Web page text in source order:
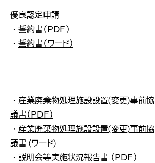
優良認定申請
・ 誓約書（ＰＤＦ）
・ 誓約書（ワード）
・ 産業廃棄物処理施設設置(変更)事前協
議書（ＰＤＦ）
・ 産業廃棄物処理施設設置(変更)事前協
議書 (ワード)
・ 説明会等実施状況報告書 （ＰＤＦ）